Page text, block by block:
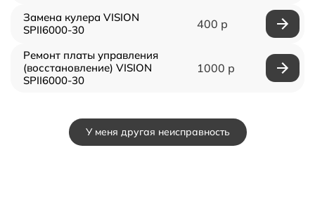
Замена кулера VISION
SPII6000-30
400 р
Ремонт платы управления
(восстановление) VISION
SPII6000-30
1000 р
У меня другая неисправность